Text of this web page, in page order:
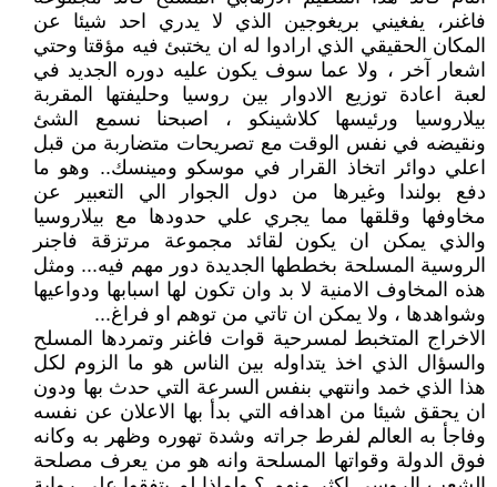
فاغنر، يفغيني بريغوجين الذي لا يدري احد شيئا عن
المكان الحقيقي الذي ارادوا له ان يختبئ فيه مؤقتا وحتي
اشعار آخر ، ولا عما سوف يكون عليه دوره الجديد في
لعبة اعادة توزيع الادوار بين روسيا وحليفتها المقربة
بيلاروسيا ورئيسها كلاشينكو ، اصبحنا نسمع الشئ
ونقيضه في نفس الوقت مع تصريحات متضاربة من قبل
اعلي دوائر اتخاذ القرار في موسكو ومينسك.. وهو ما
دفع بولندا وغيرها من دول الجوار الي التعبير عن
مخاوفها وقلقها مما يجري علي حدودها مع بيلاروسيا
والذي يمكن ان يكون لقائد مجموعة مرتزقة فاجنر
الروسية المسلحة بخططها الجديدة دور مهم فيه... ومثل
هذه المخاوف الامنية لا بد وان تكون لها اسبابها ودواعيها
وشواهدها ، ولا يمكن ان تاتي من توهم او فراغ...
الاخراج المتخبط لمسرحية قوات فاغنر وتمردها المسلح
والسؤال الذي اخذ يتداوله بين الناس هو ما الزوم لكل
هذا الذي خمد وانتهي بنفس السرعة التي حدث بها ودون
ان يحقق شيئا من اهدافه التي بدأ بها الاعلان عن نفسه
وفاجأ به العالم لفرط جراته وشدة تهوره وظهر به وكانه
فوق الدولة وقواتها المسلحة وانه هو من يعرف مصلحة